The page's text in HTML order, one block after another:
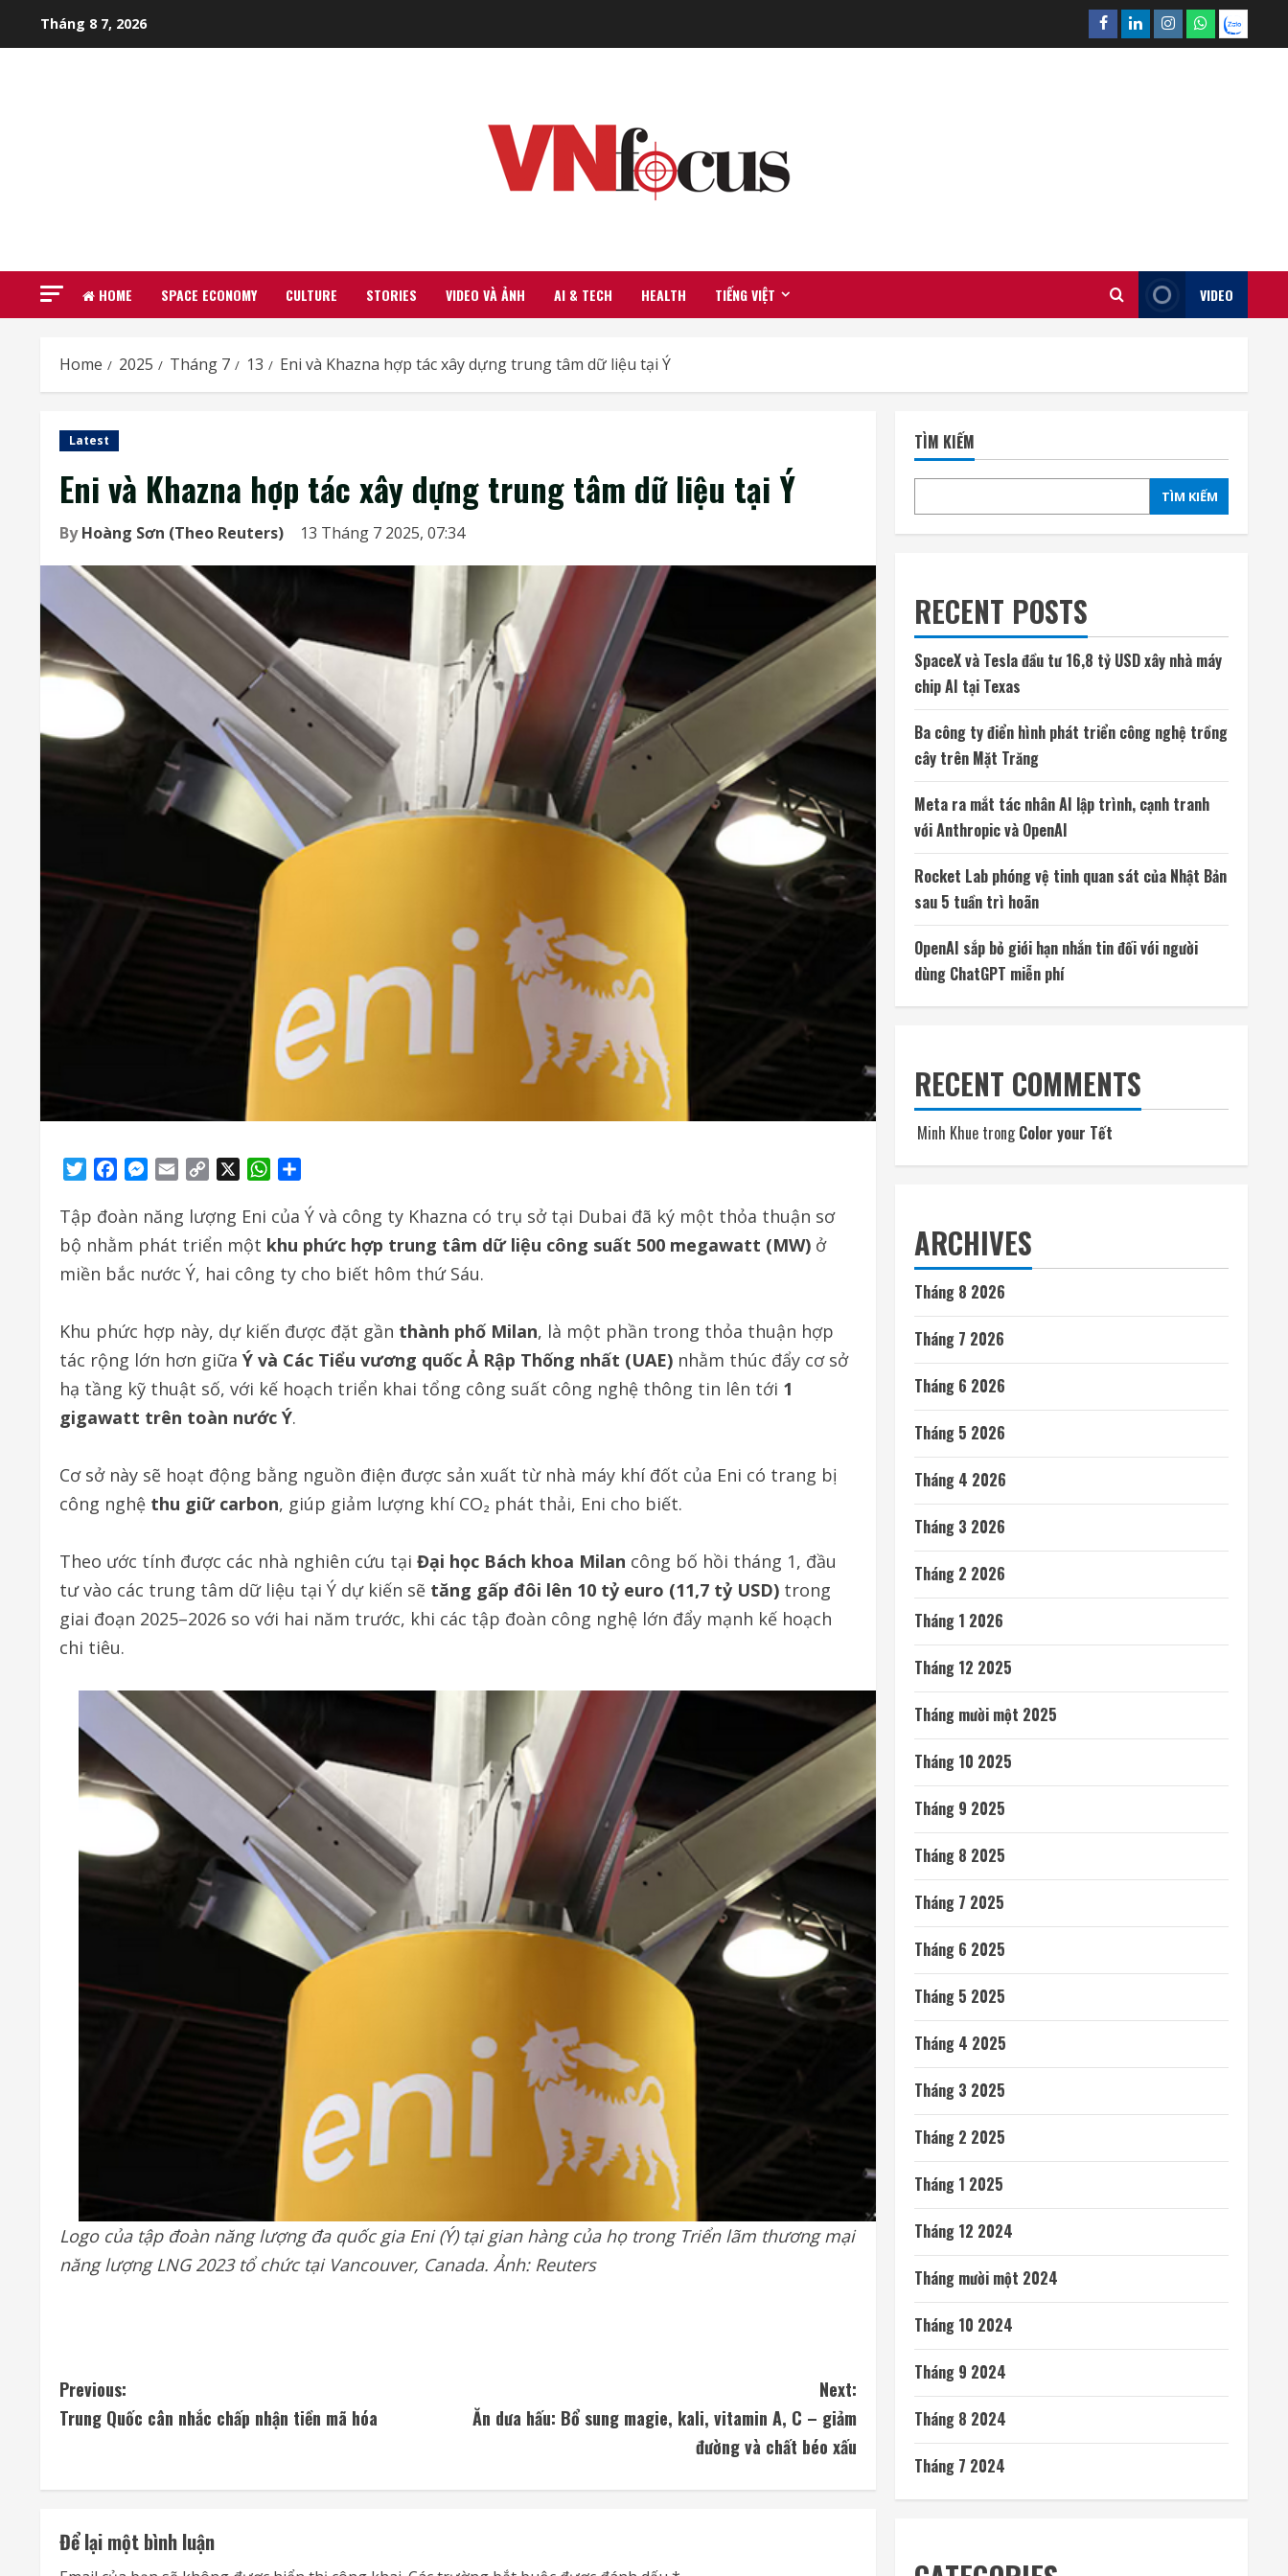
Tháng 8 7, 2026 Facebook
LinkedinInstagram
What’sapp
Zalo
HOME SPACE ECONOMY CULTURE STORIES VIDEO VÀ ẢNH AI & TECH HEALTH TIẾNG VIỆT VIDEO
Home 2025 Tháng 7 13 Eni và Khazna hợp tác xây dựng trung tâm dữ liệu tại Ý
Latest
Eni và Khazna hợp tác xây dựng trung tâm dữ liệu tại Ý
ByHoàng Sơn (Theo Reuters) 13 Tháng 7 2025, 07:34
TwitterFacebookMessenger
Email
Copy
WhatsApp
Tập đoàn năng lượng Eni của Ý và công ty Khazna có trụ sở tại Dubai đã ký một thỏa thuận sơ
bộ nhằm phát triển một khu phức hợp trung tâm dữ liệu công suất 500 megawatt (MW) ở
miền bắc nước Ý, hai công ty cho biết hôm thứ Sáu.
Khu phức hợp này, dự kiến được đặt gần thành phố Milan, là một phần trong thỏa thuận hợp
tác rộng lớn hơn giữa Ý và Các Tiểu vương quốc Ả Rập Thống nhất (UAE) nhằm thúc đẩy cơ sở
hạ tầng kỹ thuật số, với kế hoạch triển khai tổng công suất công nghệ thông tin lên tới 1
gigawatt trên toàn nước Ý.
Cơ sở này sẽ hoạt động bằng nguồn điện được sản xuất từ nhà máy khí đốt của Eni có trang bị
công nghệ thu giữ carbon, giúp giảm lượng khí CO₂ phát thải, Eni cho biết.
Theo ước tính được các nhà nghiên cứu tại Đại học Bách khoa Milan công bố hồi tháng 1, đầu
tư vào các trung tâm dữ liệu tại Ý dự kiến sẽ tăng gấp đôi lên 10 tỷ euro (11,7 tỷ USD) trong
giai đoạn 2025–2026 so với hai năm trước, khi các tập đoàn công nghệ lớn đẩy mạnh kế hoạch
chi tiêu.
Logo của tập đoàn năng lượng đa quốc gia Eni (Ý) tại gian hàng của họ trong Triển lãm thương mại
năng lượng LNG 2023 tổ chức tại Vancouver, Canada. Ảnh: Reuters
C
o
i
Previous:
Trung Quốc cân nhắc chấp nhận tiền mã hóa
Next:
Ăn dưa hấu: Bổ sung magie, kali, vitamin A, C – giảm
đường và chất béo xấu
Để lại một bình luận
TÌM KIẾM
TÌM KIẾM
RECENT POSTS
SpaceX và Tesla đầu tư 16,8 tỷ USD xây nhà máy
chip AI tại Texas
Ba công ty điển hình phát triển công nghệ trồng
cây trên Mặt Trăng
Meta ra mắt tác nhân AI lập trình, cạnh tranh
với Anthropic và OpenAI
Rocket Lab phóng vệ tinh quan sát của Nhật Bản
sau 5 tuần trì hoãn
OpenAI sắp bỏ giới hạn nhắn tin đối với người
dùng ChatGPT miễn phí
RECENT COMMENTS
Minh Khue trongColor your Tết
ARCHIVES
Tháng 8 2026
Tháng 7 2026
Tháng 6 2026
Tháng 5 2026
Tháng 4 2026
Tháng 3 2026
Tháng 2 2026
Tháng 1 2026
Tháng 12 2025
Tháng mười một 2025
Tháng 10 2025
Tháng 9 2025
Tháng 8 2025
Tháng 7 2025
Tháng 6 2025
Tháng 5 2025
Tháng 4 2025
Tháng 3 2025
Tháng 2 2025
Tháng 1 2025
Tháng 12 2024
Tháng mười một 2024
Tháng 10 2024
Tháng 9 2024
Tháng 8 2024
Tháng 7 2024